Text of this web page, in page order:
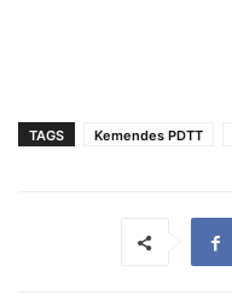
TAGS Kemendes PDTT